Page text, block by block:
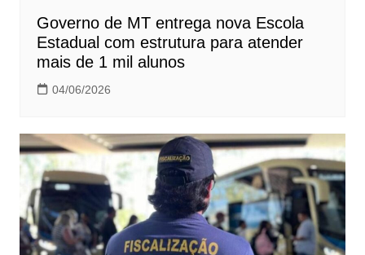
Governo de MT entrega nova Escola
Estadual com estrutura para atender
mais de 1 mil alunos
04/06/2026